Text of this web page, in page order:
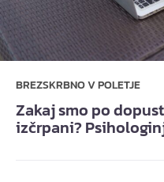
BREZSKRBNO V POLETJE
Zakaj smo po
izčrpani?